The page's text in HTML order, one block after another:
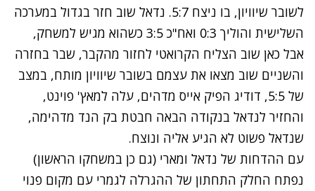
לשובר שיוויון, בו ניצח 5:7. נדאל שוב חזר בגדול במערכה
השלישית והוליך 0:3 ואח"כ 3:5 כשהוא מגיש למשחק,
אבל כאן שוב הצליח הקרואטי לחזור מהקבר, שבר בחזרה
והשניים שוב מצאו את עצמם בשובר שיוויון מותח, במצב
של 5:5, דודיג הפיק אייס מדהים, עלה למאץ' פוינט,
והחזיר לנדאל בנקודה הבאה חבטת בק הנד מדהימה,
שנדאל פשוט לא הגיע אליה ונוצח.
עם ההדחות של נדאל ומארי (גם כן במשחקו הראשון)
נפתח החלק התחתון של ההגרלה לגמרי עם מקום פנוי